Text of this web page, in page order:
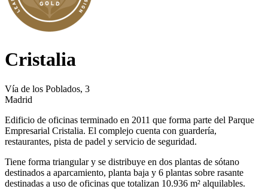
Cristalia
Vía de los Poblados, 3
Madrid
Edificio de oficinas terminado en 2011 que forma parte del Parque
Empresarial Cristalia. El complejo cuenta con guardería,
restaurantes, pista de padel y servicio de seguridad.
Tiene forma triangular y se distribuye en dos plantas de sótano
destinados a aparcamiento, planta baja y 6 plantas sobre rasante
destinadas a uso de oficinas que totalizan 10.936 m² alquilables.